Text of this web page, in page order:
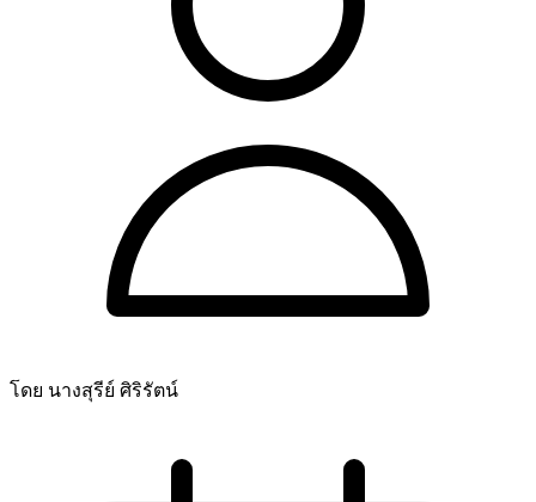
โดย นางสุรีย์ ศิริรัตน์